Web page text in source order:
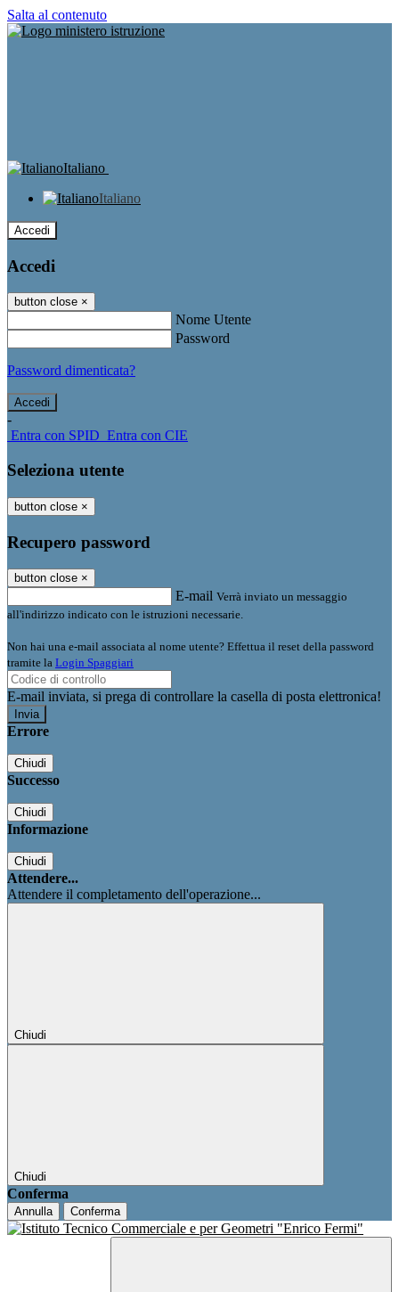
Salta al contenuto
Italiano
Italiano
Accedi
Accedi
button close ×
Nome Utente
Password
Password dimenticata?
-
Entra con SPID Entra con CIE
Seleziona utente
button close ×
Recupero password
button close ×
E-mail Verrà inviato un messaggio
all'indirizzo indicato con le istruzioni necessarie.
Non hai una e-mail associata al nome utente? Effettua il reset della password
tramite la Login Spaggiari
E-mail inviata, si prega di controllare la casella di posta elettronica!
Errore
Chiudi
Successo
Chiudi
Informazione
Chiudi
Attendere...
Attendere il completamento dell'operazione...
Chiudi
Chiudi
Conferma
Annulla Conferma